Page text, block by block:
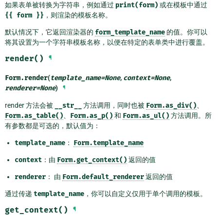
如果表单被转换为字符串，例如通过 print(form) 或在模板中通过
{{ form }} ，则渲染的模板名称。
默认情况下，它返回渲染器的 form_template_name 的值。你可以
将其设置为一个字符串模板名称，以便在特定的表单类中进行覆盖。
render() ¶
Form.render(template_name=None, context=None,
renderer=None) ¶
render 方法会被 __str__ 方法调用，同时也被 Form.as_div()
Form.as_table() Form.as_p() 和 Form.as_ul() 方法调用。所
有参数都是可选的，默认值为：
template_name ： Form.template_name
context ：由 Form.get_context() 返回的值
renderer ： 由 Form.default_renderer返回的值
通过传递 template_name ，你可以自定义仅用于单个调用的模板。
get_context() ¶